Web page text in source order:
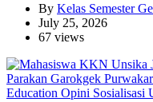
By Kelas Semester
July 25, 2026
67 views
Education Opini Sosialisasi